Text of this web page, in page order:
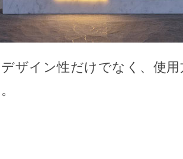
ザイン性だけでなく、使